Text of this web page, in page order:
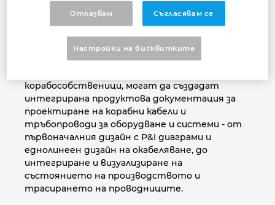
EPLAN предлага на корабостроителниците и
подкрепа за интегрирането на техните
процеси в съществуващите пейзажи на PDM
системата. Използвайки EPLAN,
корабособственици, могат да създадат
интегрирана продуктова документация за
проектиране на корабни кабели и
тръбопроводи за оборудване и системи - от
първоначалния дизайн с P&I диаграми и
еднолинеен дизайн на окабеляване, до
интегриране и визуализиране на
състоянието на производството и
трасирането на проводниците.
Португалия
Румъния
Сингапур
Словакия
Отказвам Съгласявам се
Настройки на бисквитките